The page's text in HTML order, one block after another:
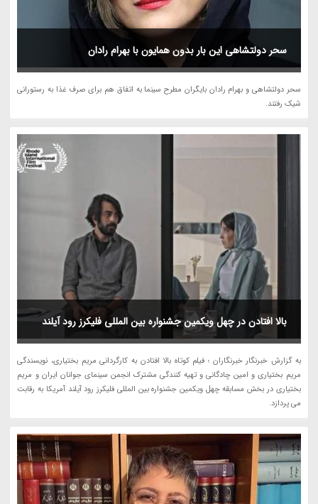
سحر دولتشاهی این بار بدون همایون با بهرام رادان
سحر دولتشاهی و بهرام رادان بایگران مطرح سینما به اتفاق هم برای صرف غذا به رستورانی
شیک رفتند.
بالا افتادن در چهل ویکمین جشنواره بین المللی فلیکرز رود آیلند
به گزارش خبرنگار خبرنگاران ؛ فیلم کوتاه بالا افتادن به کارگردانی مریم بختیاری، نویسندگی
مریم بختیاری و امین چادگانی و تهیه کنندگی مشترک انجمن سینمای جوانان ایران و مریم
بختیاری در بخش مسابقه چهل ویکمین جشنواره بین المللی فلیکرز رود آیلند آمریکا به رقابت
می پردازد.